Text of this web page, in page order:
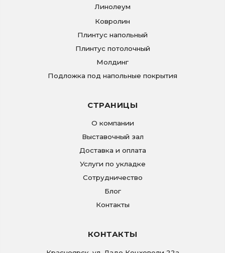
Линолеум
Ковролин
Плинтус напольный
Плинтус потолочный
Молдинг
Подложка под напольные покрытия
СТРАНИЦЫ
О компании
Выставочный зал
Доставка и оплата
Услуги по укладке
Сотрудничество
Блог
Контакты
КОНТАКТЫ